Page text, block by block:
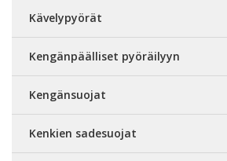
Kävelypyörät
Kengänpäälliset pyöräilyyn
Kengänsuojat
Kenkien sadesuojat